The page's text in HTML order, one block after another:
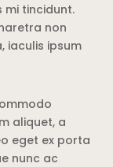
mi tincidunt.
non
iaculis ipsum
aliquet, a
eget ex porta
nunc ac